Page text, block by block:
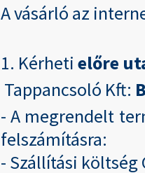
A vásárló az
1. Kérheti előre
Tappancsoló Kft:
- A megrendelt
felszámításra:
- Szállítási költség